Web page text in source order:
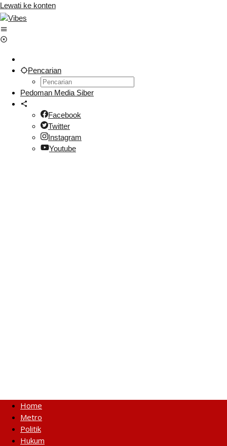
Lewati ke konten
Pencarian
Pedoman Media Siber
Facebook
Twitter
Instagram
Youtube
Home
Metro
Politik
Hukum